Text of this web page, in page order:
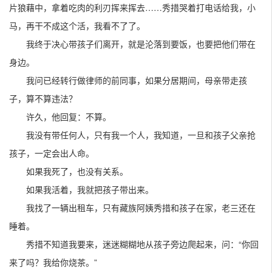
片狼藉中，拿着吃肉的利刃挥来挥去……秀措哭着打电话给我，小
马，再干不成这个活，我看不了了。
我终于决心带孩子们离开，就是沦落到要饭，也要把他们带在
身边。
我问已经转行做律师的前同事，如果分居期间，母亲带走孩
子，算不算违法？
许久，他回复：不算。
我没有带任何人，只有我一个人，我知道，一旦和孩子父亲抢
孩子，一定会出人命。
如果我死了，也没有关系。
如果我活着，我就把孩子带出来。
我找了一辆出租车，只有藏族阿姨秀措和孩子在家，老三还在
睡着。
秀措不知道我要来，迷迷糊糊地从孩子旁边爬起来，问：“你回
来了吗？我给你烧茶。”